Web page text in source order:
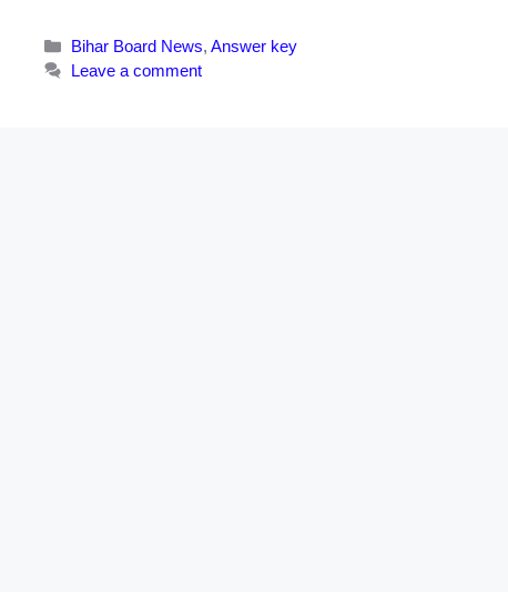
Categories
Bihar Board News,Answer key
Leave a comment